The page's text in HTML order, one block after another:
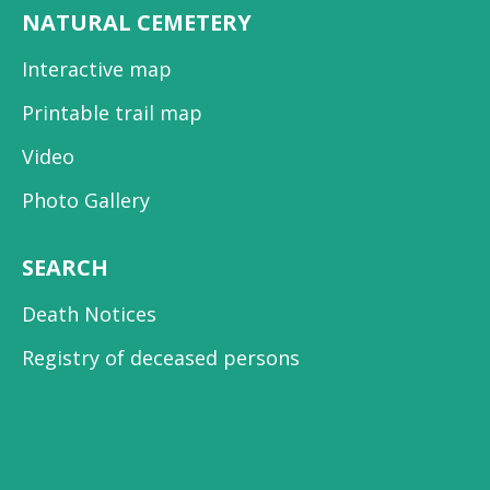
NATURAL CEMETERY
Interactive map
Printable trail map
Video
Photo Gallery
SEARCH
Death Notices
Registry of deceased persons